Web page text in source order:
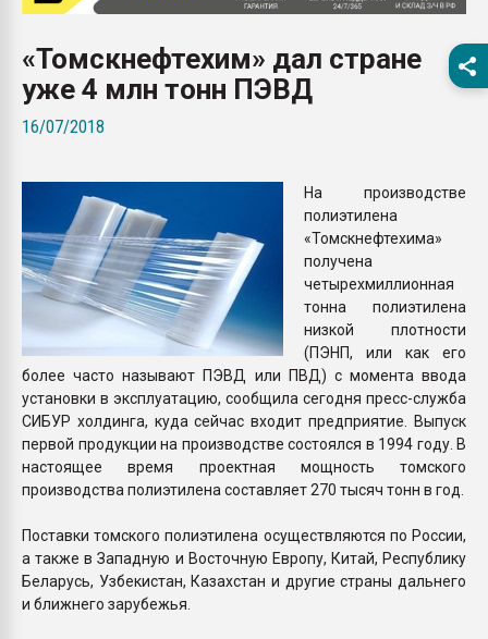
поликарбоната и АБС-
26.07.2022 "Сибирский
ПЕРЕЙТИ НА
«Томскнефтехим» дал стране
уже 4 млн тонн ПЭВД
16/07/2018
На производстве
полиэтилена
«Томскнефтехима»
получена
четырехмиллионная
тонна полиэтилена
низкой плотности
(ПЭНП, или как его
более часто называют ПЭВД или ПВД) с момента ввода
установки в эксплуатацию, сообщила сегодня пресс-служба
СИБУР холдинга, куда сейчас входит предприятие. Выпуск
первой продукции на производстве состоялся в 1994 году. В
настоящее время проектная мощность томского
производства полиэтилена составляет 270 тысяч тонн в год.
Поставки томского полиэтилена осуществляются по России,
а также в Западную и Восточную Европу, Китай, Республику
Беларусь, Узбекистан, Казахстан и другие страны дальнего
и ближнего зарубежья.